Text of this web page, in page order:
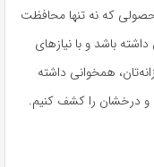
که نه تنها محافظت
باشد و با نیازهای
همخوانی داشته
و درخشان را کشف کنیم.